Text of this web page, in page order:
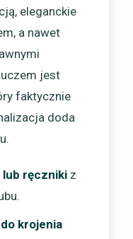
eleganckie
a nawet
jest
faktycznie
doda
lub ręczniki z
krojenia